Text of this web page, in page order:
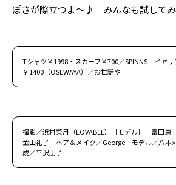
ぽさが際立つよ〜♪ みんなも試してみ
Tシャツ￥1998・スカーフ￥700／SPINNS イヤ
￥1400（OSEWAYA）／お世話や
撮影／浜村菜月（LOVABLE）［モデル］ 富田
金山礼子 ヘア＆メイク／George モデル／八木
成／平沢朋子